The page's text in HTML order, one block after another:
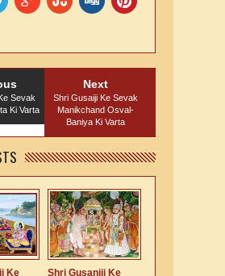
Sevak
Ki Varta
Next
Shri Gusaiji Ke Sevak
Manikchand Osval-
Baniya Ki Varta
Ke
Shri Gusaniji Ke